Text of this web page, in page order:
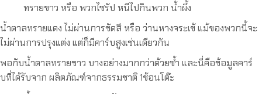
ทรายขาว หรือ พวกไซรัป หนีไปกินพวก น้ำผึ้ง
น้ำตาลทรายแดง ไม่ผ่านการขัดสี หรือ ว่านหางจระเข้ แม้ของพวกนี้จะ
ไม่ผ่านการปรุงแต่ง แต่ก็มีคาร์บสูงเช่นเดียวกัน
พอกับน้ำตาลทรายขาว บางอย่างมากกว่าด้วยซ้ำ และนี่คือข้อมูลคาร์
บที่ได้รับจาก ผลิตภัณฑ์จากธรรมชาติ 1ช้อนโต๊ะ